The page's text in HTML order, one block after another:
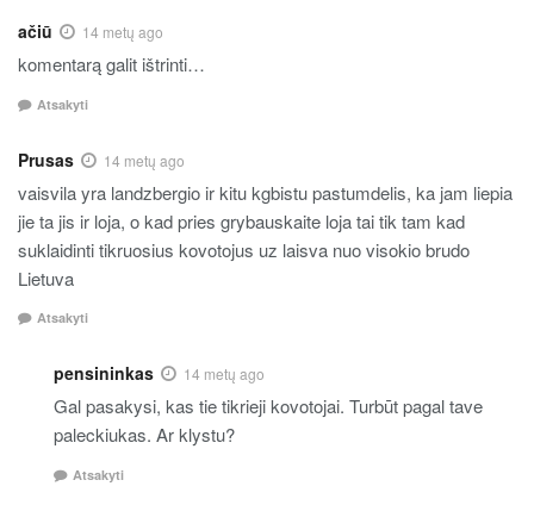
ačiū 14 metų ago
komentarą galit ištrinti…
Atsakyti
Prusas 14 metų ago
vaisvila yra landzbergio ir kitu kgbistu pastumdelis, ka jam liepia
jie ta jis ir loja, o kad pries grybauskaite loja tai tik tam kad
suklaidinti tikruosius kovotojus uz laisva nuo visokio brudo
Lietuva
Atsakyti
pensininkas 14 metų ago
Gal pasakysi, kas tie tikrieji kovotojai. Turbūt pagal tave
paleckiukas. Ar klystu?
Atsakyti